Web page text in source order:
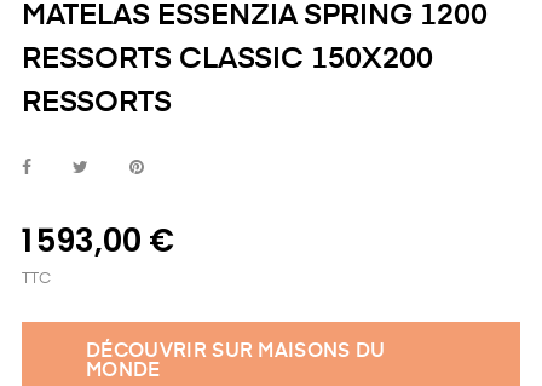
MATELAS ESSENZIA SPRING 1200
RESSORTS CLASSIC 150X200
RESSORTS
1 593,00 €
TTC
DÉCOUVRIR SUR MAISONS DU
MONDE